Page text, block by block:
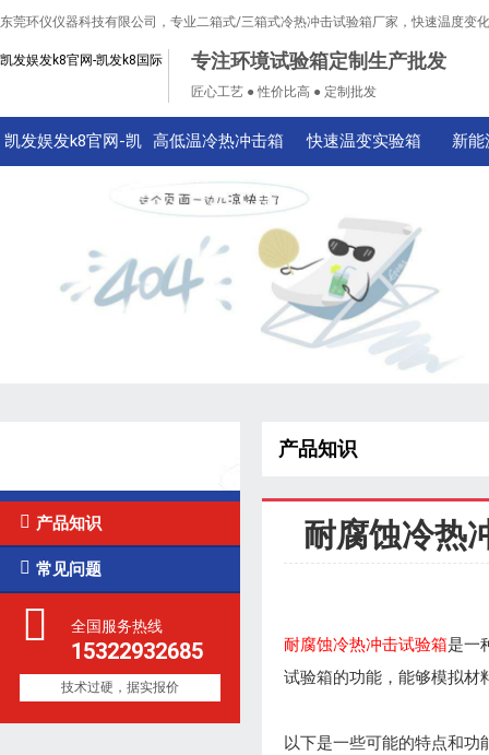
东莞环仪仪器科技有限公司，专业二箱式/三箱式冷热冲击试验箱厂家，快速温度变
凯发娱发k8官网-凯发k8国际 专注环境试验箱定制生产批发
匠心工艺 ● 性价比高 ● 定制批发
凯发娱发k8官网-凯 高低温冷热冲击箱 快速温变实验箱 新
 产品知识
 常见问题
全国服务热线
15322932685
技术过硬，据实报价
产品知识
耐腐蚀冷热
耐腐蚀冷热冲击试验箱是一
试验箱的功能，能够模拟材
以下是一些可能的特点和功